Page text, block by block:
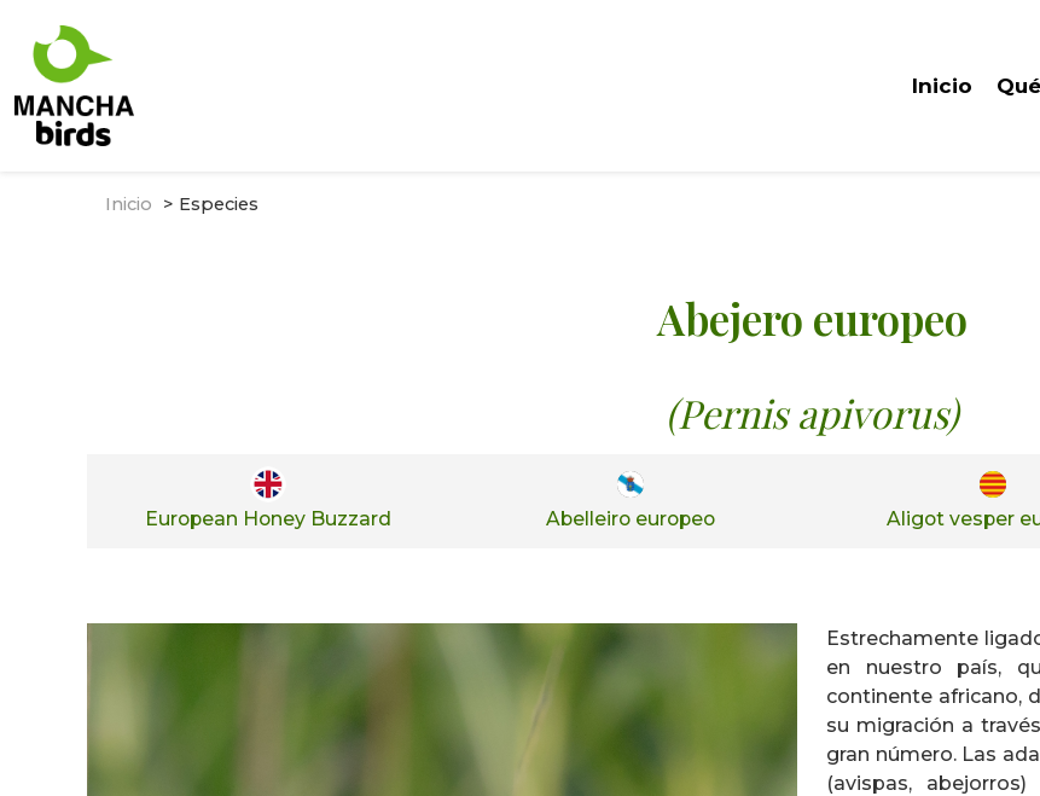
Inicio
Inicio Especies
Abejero europeo
(Pernis apivorus)
European Honey Buzzard Abelleiro europeo Aligot vesper
Estrechamente
en nuestro país,
continente africano,
su migración a
gran número. Las
(avispas,